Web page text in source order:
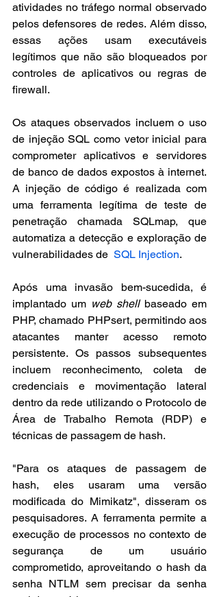
atividades no tráfego normal observado
pelos defensores de redes. Além disso,
essas ações usam executáveis
legítimos que não são bloqueados por
controles de aplicativos ou regras de
firewall.
Os ataques observados incluem o uso
de injeção SQL como vetor inicial para
comprometer aplicativos e servidores
de banco de dados expostos à internet.
A injeção de código é realizada com
uma ferramenta legítima de teste de
penetração chamada SQLmap, que
automatiza a detecção e exploração de
vulnerabilidades de SQL Injection.
Após uma invasão bem-sucedida, é
implantado um web shell baseado em
PHP, chamado PHPsert, permitindo aos
atacantes manter acesso remoto
persistente. Os passos subsequentes
incluem reconhecimento, coleta de
credenciais e movimentação lateral
dentro da rede utilizando o Protocolo de
Área de Trabalho Remota (RDP) e
técnicas de passagem de hash.
"Para os ataques de passagem de
hash, eles usaram uma versão
modificada do Mimikatz", disseram os
pesquisadores. A ferramenta permite a
execução de processos no contexto de
segurança de um usuário
comprometido, aproveitando o hash da
senha NTLM sem precisar da senha